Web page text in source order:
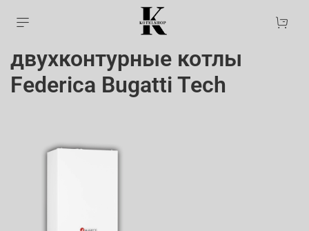
двухконтурные котлы
Federica Bugatti Tech